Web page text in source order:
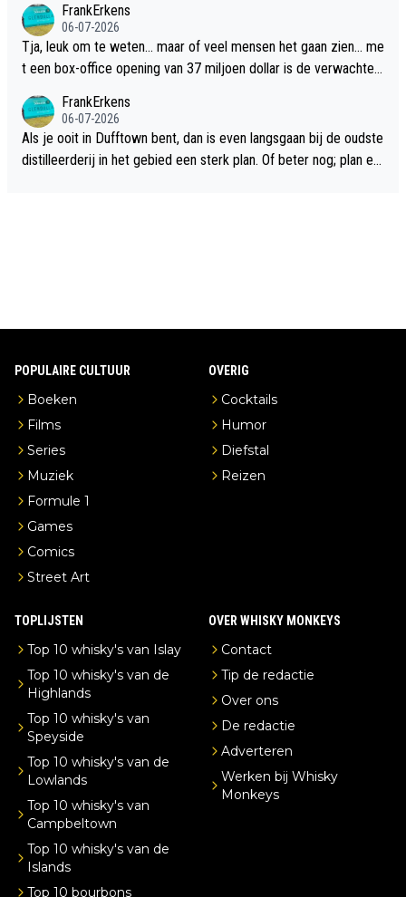
FrankErkens
06-07-2026
Tja, leuk om te weten... maar of veel mensen het gaan zien... me
t een box-office opening van 37 miljoen dollar is de verwachte
FrankErkens
06-07-2026
Als je ooit in Dufftown bent, dan is even langsgaan bij de oudste
distilleerderij in het gebied een sterk plan. Of beter nog; plan ee
POPULAIRE CULTUUR
Boeken
Films
Series
Muziek
Formule 1
Games
Comics
Street Art
OVERIG
Cocktails
Humor
Diefstal
Reizen
TOPLIJSTEN
Top 10 whisky's van Islay
Top 10 whisky's van de
Highlands
Top 10 whisky's van
Speyside
Top 10 whisky's van de
Lowlands
Top 10 whisky's van
Campbeltown
Top 10 whisky's van de
Islands
Top 10 bourbons
OVER WHISKY MONKEYS
Contact
Tip de redactie
Over ons
De redactie
Adverteren
Werken bij Whisky
Monkeys